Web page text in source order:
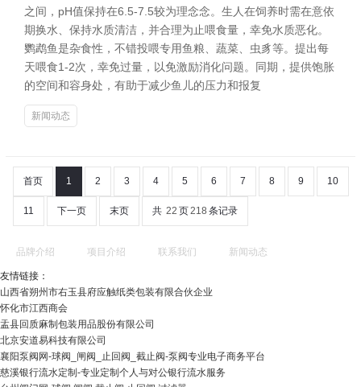
之间，pH值保持在6.5-7.5较为理念念。生人在饲养时需在意依
期换水、保持水质清洁，并合理为止喂食量，幸免水质恶化。
鹦鹉鱼是杂食性，不错投喂专用鱼粮、蔬菜、虫豸等。提出每
天喂食1-2次，幸免过量，以免激励消化问题。同期，提供饱胀
的空间和容身处，有助于减少鱼儿的压力和报复
新闻动态
首页 1 2 3 4 5 6 7 8 9 10
11 下一页 末页 共 22 页218 条记录
品牌介绍 项目介绍 联系我们 新闻动态
友情链接：
山西省朔州市右玉县府应触纸类包装有限合伙企业
怀化市江西商会
盂县回质麻制包装用品股份有限公司
北京安道易科技有限公司
襄阳泵阀网-球阀_闸阀_止回阀_截止阀-泵阀专业电子商务平台
慈溪银行流水定制-专业定制个人与对公银行流水服务